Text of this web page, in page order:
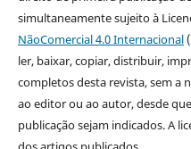
simultaneamente sujeito à
NãoComercial 4.0 Internacional
ler, baixar, copiar, distribuir,
completos desta revista, sem a
ao editor ou ao autor, desde
publicação sejam indicados. A